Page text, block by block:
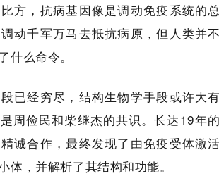
方，抗病基因像是调动免疫系统的
动千军万马去抵抗病原，但人类并
什么命令。
已经穷尽，结构生物学手段或许大
周俭民和柴继杰的共识。长达19年
诚合作，最终发现了由免疫受体激
体，并解析了其结构和功能。